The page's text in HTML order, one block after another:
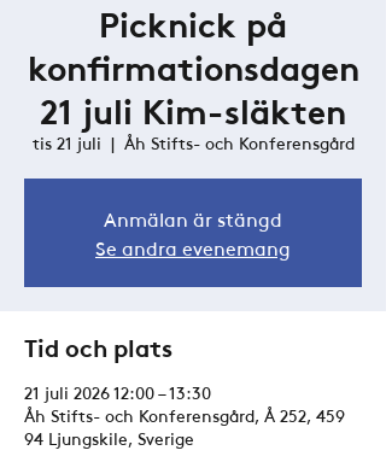
Picknick på
konfirmationsdagen
21 juli Kim-släkten
tis 21 juli
  |
Åh Stifts- och Konferensgård
Anmälan är stängd
Se andra evenemang
Tid och plats
21 juli 2026 12:00 – 13:30
Åh Stifts- och Konferensgård, Å 252, 459
94 Ljungskile, Sverige